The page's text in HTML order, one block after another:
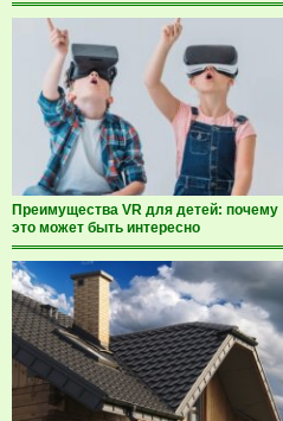
Преимущества VR для детей: почему
это может быть интересно